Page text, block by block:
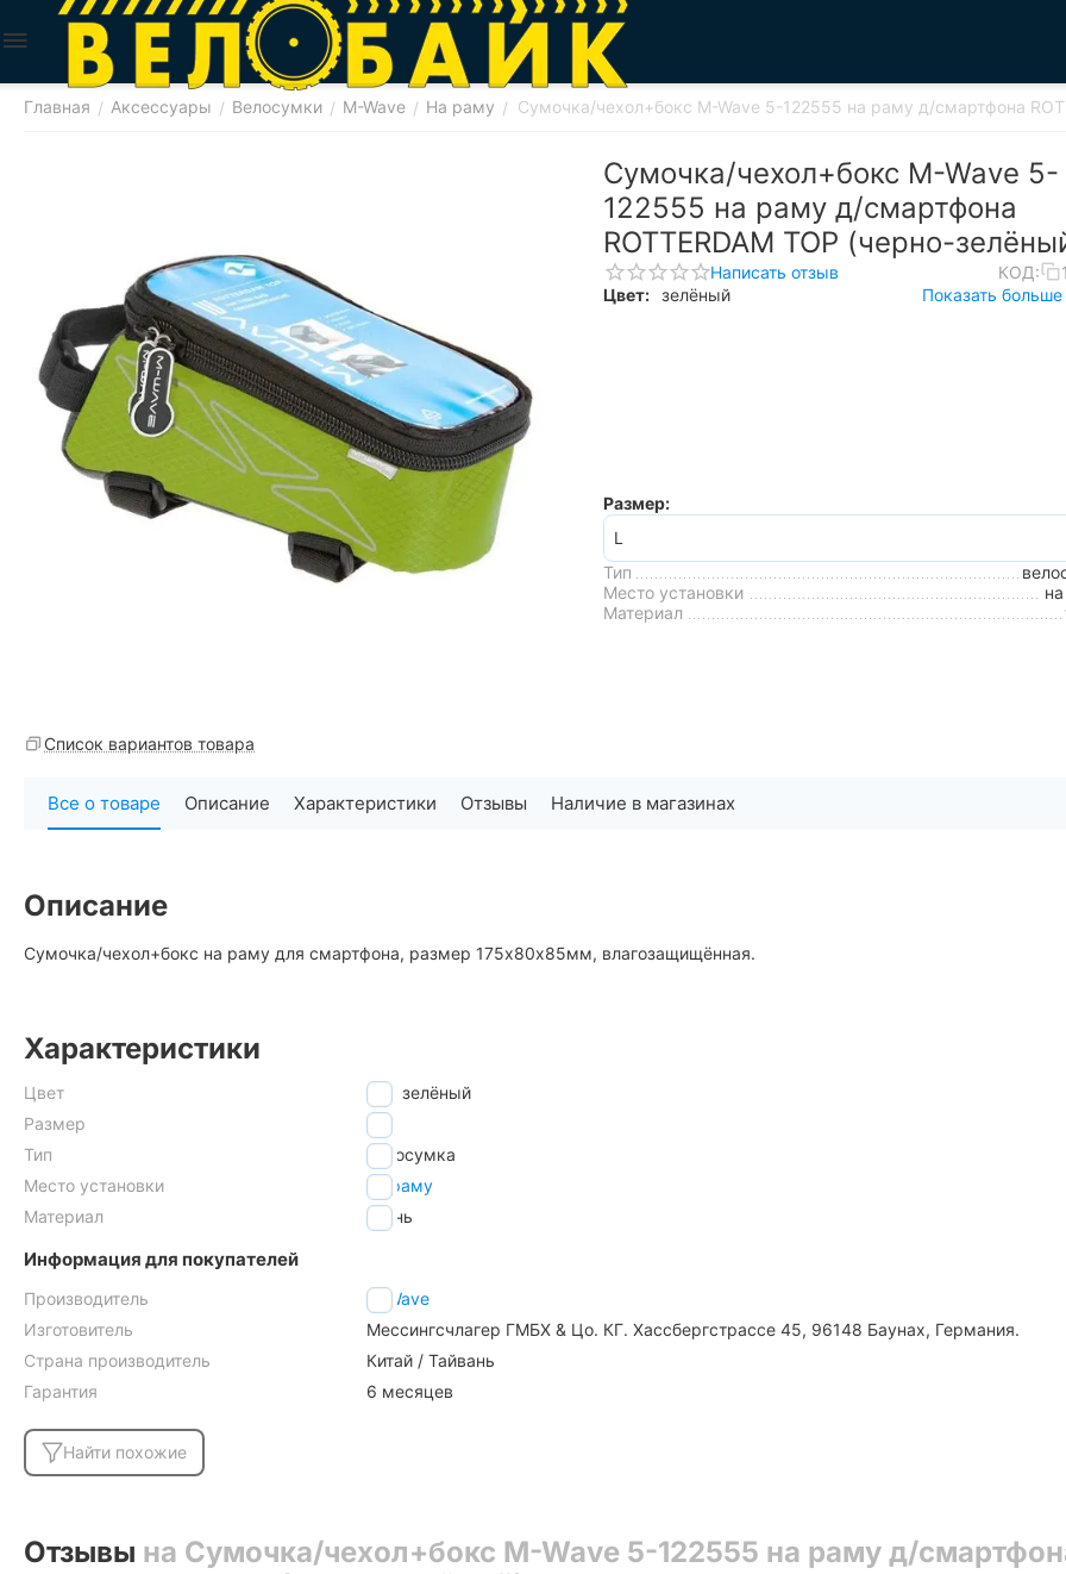
Главная / Аксессуары / Велосумки / M-Wave / На раму / Сумочка/чехол+бокс M-Wave 5-122555 на раму д/смартфона
Сумочка/чехол+бокс M-Wave 5-
122555 на раму д/смартфона
ROTTERDAM TOP (черно-
Написать отзыв КОД:
Цвет: зелёный Показать
Размер:
Тип
Место установки
Материал
Список вариантов товара
Все о товаре Описание Характеристики Отзывы Наличие в магазинах
Описание
Сумочка/чехол+бокс на раму для смартфона, размер 175х80х85мм, влагозащищённая.
Характеристики
Цвет
зелёный
Размер
L
Тип
велосумка
Место установки
на раму
Материал
ткань
Информация для покупателей
Производитель
M-Wave
Изготовитель
Мессингсчлагер ГМБХ & Цо. КГ. Хассбергстрассе 45, 96148 Баунах, Германия.
Страна производитель
Китай / Тайвань
Гарантия
6 месяцев
Найти похожие
Отзывы на Сумочка/чехол+бокс M-Wave 5-122555 на раму д/